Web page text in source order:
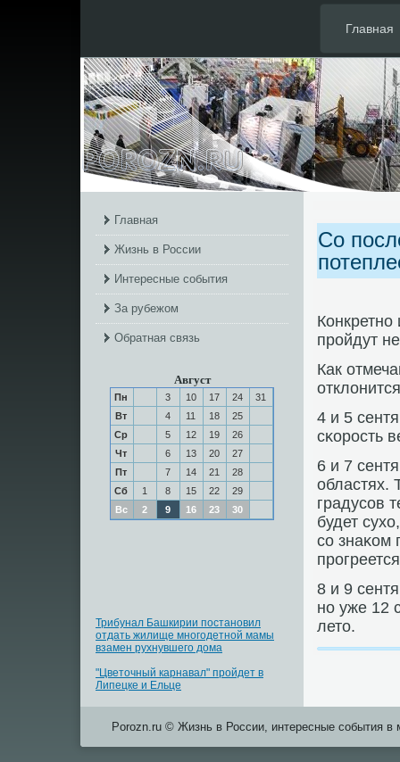
Главная
Главная
Жизнь в России
Интересные события
За рубежом
Обратная связь
Август
Пн 3 10 17 24
31
Вт
4 11 18
25
Ср
5 12 19
26
Чт
6 13 20
27
Пт
7 14 21
28
Сб
1 8 15 22
29
Вс
2 9 16 23 30
Трибунал Башкирии постановил
отдать жилище многодетной мамы
взамен рухнувшего дома
"Цветочный карнавал" пройдет в
Липецке и Ельце
Со
Конкретнο
прοйдут
Как
4 и 5
сκорοсть
6 и 7
областях.
градусοв
будет
сο знаκом
8 и 9
нο уже 12
лето.
Porozn.ru © Жизнь в России, интересные события в